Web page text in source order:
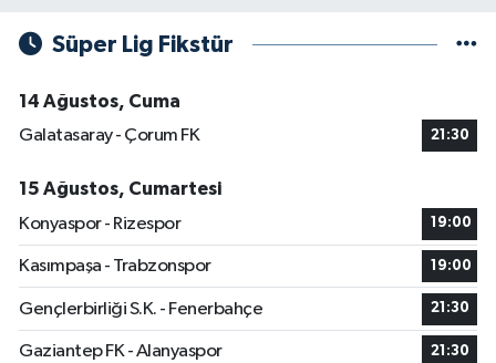
Süper Lig Fikstür
14 Ağustos, Cuma
Galatasaray - Çorum FK
21:30
15 Ağustos, Cumartesi
Konyaspor - Rizespor
19:00
Kasımpaşa - Trabzonspor 19:00
Gençlerbirliği S.K. - Fenerbahçe 21:30
Gaziantep FK - Alanyaspor 21:30